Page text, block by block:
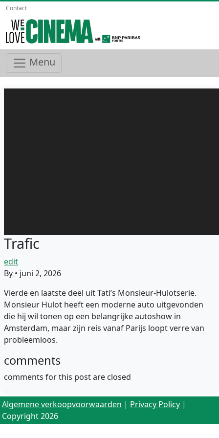
Contact
Menu
Trafic
edit
By • juni 2, 2026
Vierde en laatste deel uit Tati’s Monsieur-Hulotserie.
Monsieur Hulot heeft een moderne auto uitgevonden
die hij wil tonen op een belangrijke autoshow in
Amsterdam, maar zijn reis vanaf Parijs loopt verre van
probleemloos.
comments
comments for this post are closed
Algemene verkoopvoorwaarden | Privacy Policy |
Copyright 2026